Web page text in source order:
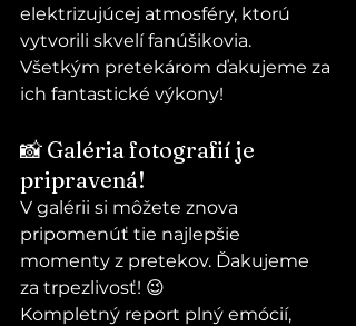
elektrizujúcej atmosféry, ktorú
vytvorili skvelí fanúšikovia.
Všetkým pretekárom ďakujeme za
ich fantastické výkony!
📸 Galéria fotografií je
pripravená!
V galérii si môžete znova
pripomenúť tie najlepšie
momenty z pretekov. Ďakujeme
za trpezlivosť! 😉
Kompletný report plný emócií,